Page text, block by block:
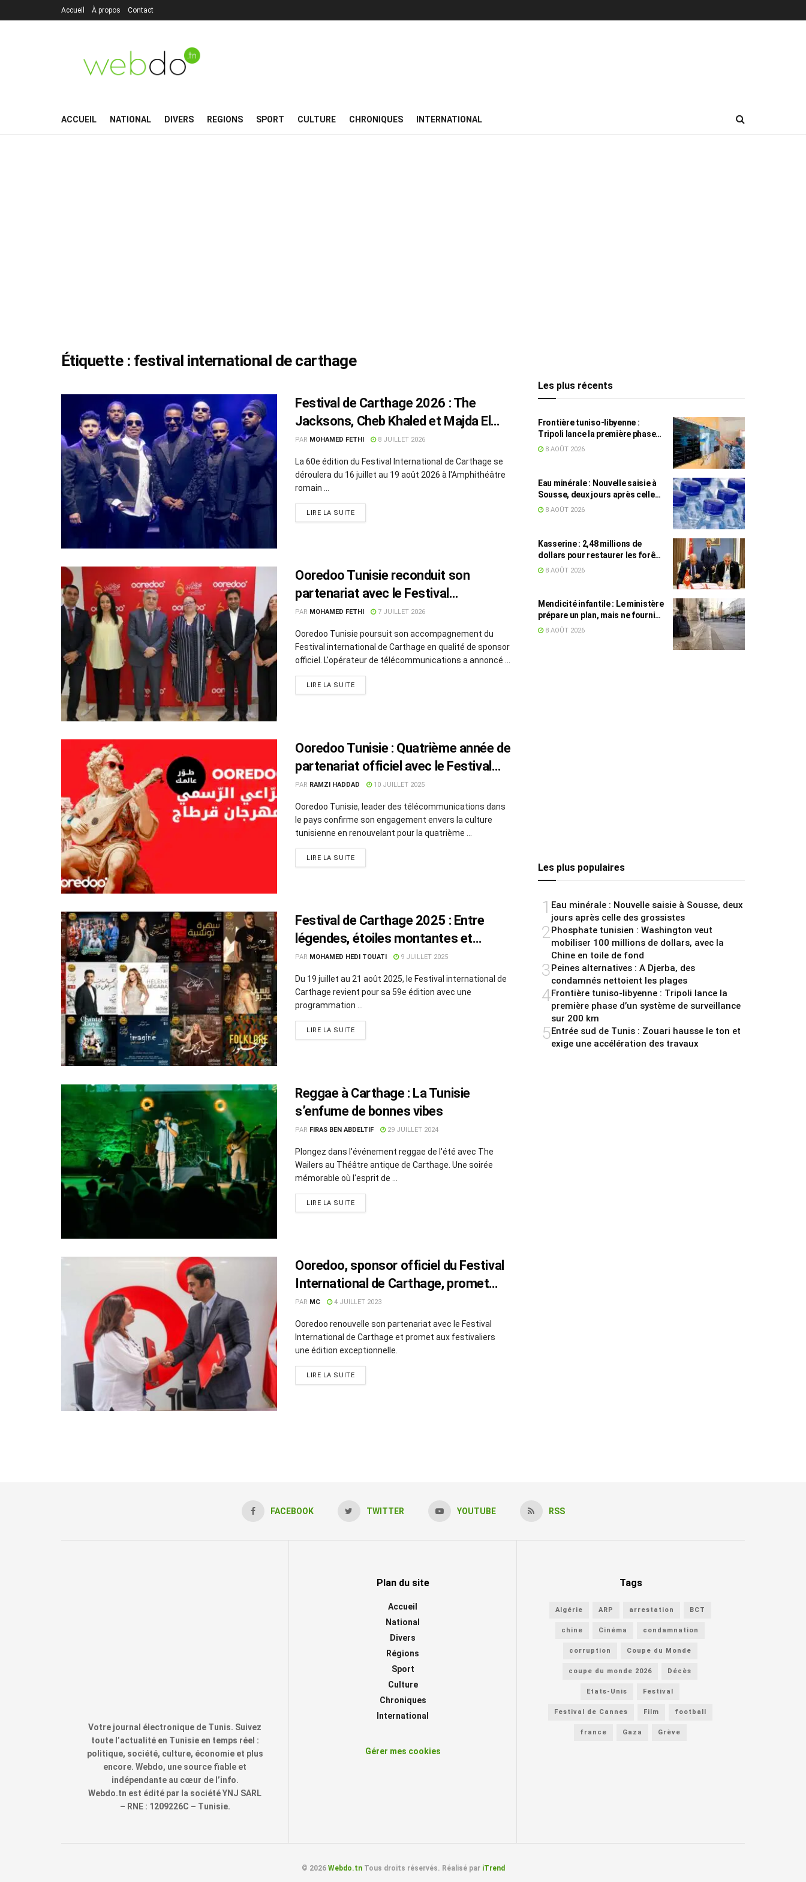
Accueil À propos Contact
ACCUEIL NATIONAL DIVERS REGIONS SPORT CULTURE CHRONIQUES INTERNATIONAL
Étiquette : festival international de carthage
Festival de Carthage 2026 : The
Jacksons, Cheb Khaled et Majda El
Roumi à l’affiche
PAR MOHAMED FETHI 8 JUILLET 2026
La 60e édition du Festival International de Carthage se
déroulera du 16 juillet au 19 août 2026 à l'Amphithéâtre
romain ...
LIRE LA SUITE
Ooredoo Tunisie reconduit son
partenariat avec le Festival
international de Carthage pour une
cinquième année
PAR MOHAMED FETHI 7 JUILLET 2026
Ooredoo Tunisie poursuit son accompagnement du
Festival international de Carthage en qualité de sponsor
officiel. L'opérateur de télécommunications a annoncé ...
LIRE LA SUITE
Ooredoo Tunisie : Quatrième année de
partenariat officiel avec le Festival
International de Carthage
PAR RAMZI HADDAD 10 JUILLET 2025
Ooredoo Tunisie, leader des télécommunications dans
le pays confirme son engagement envers la culture
tunisienne en renouvelant pour la quatrième ...
LIRE LA SUITE
Festival de Carthage 2025 : Entre
légendes, étoiles montantes et
créations tunisiennes
PAR MOHAMED HEDI TOUATI 9 JUILLET 2025
Du 19 juillet au 21 août 2025, le Festival international de
Carthage revient pour sa 59e édition avec une
programmation ...
LIRE LA SUITE
Reggae à Carthage : La Tunisie
s’enfume de bonnes vibes
PAR FIRAS BEN ABDELTIF 29 JUILLET 2024
Plongez dans l'événement reggae de l'été avec The
Wailers au Théâtre antique de Carthage. Une soirée
mémorable où l'esprit de ...
LIRE LA SUITE
Ooredoo, sponsor officiel du Festival
International de Carthage, promet
une édition exceptionnelle
PAR MC 4 JUILLET 2023
Ooredoo renouvelle son partenariat avec le Festival
International de Carthage et promet aux festivaliers
une édition exceptionnelle.
LIRE LA SUITE
Les plus récents
Frontière tuniso-libyenne :
Tripoli lance la première phase
d’un système de surveillance sur
8 AOÛT 2026
Eau minérale : Nouvelle saisie à
Sousse, deux jours après celle
des grossistes
8 AOÛT 2026
Kasserine : 2,48 millions de
dollars pour restaurer les forêts
de pin d’Alep
8 AOÛT 2026
Mendicité infantile : Le ministère
prépare un plan, mais ne fournit
toujours aucun chiffre
8 AOÛT 2026
Les plus populaires
1 Eau minérale : Nouvelle saisie à Sousse, deux
jours après celle des grossistes
2Phosphate tunisien : Washington veut
mobiliser 100 millions de dollars, avec la
Chine en toile de fond
3Peines alternatives : A Djerba, des
condamnés nettoient les plages
4Frontière tuniso-libyenne : Tripoli lance la
première phase d’un système de surveillance
sur 200 km
5Entrée sud de Tunis : Zouari hausse le ton et
exige une accélération des travaux
FACEBOOK TWITTER YOUTUBE RSS
Votre journal électronique de Tunis. Suivez
toute l’actualité en Tunisie en temps réel :
politique, société, culture, économie et plus
encore. Webdo, une source fiable et
indépendante au cœur de l’info.
Webdo.tn est édité par la société YNJ SARL
– RNE : 1209226C – Tunisie.
Plan du site
Accueil
National
Divers
Régions
Sport
Culture
Chroniques
International
Gérer mes cookies
Tags
Algérie ARP arrestation BCT
chine Cinéma condamnation
corruption Coupe du Monde
coupe du monde 2026 Décès
Etats-Unis Festival
Festival de Cannes Film football
france Gaza Grève
© 2026 Webdo.tnTous droits réservés. Réalisé par iTrend